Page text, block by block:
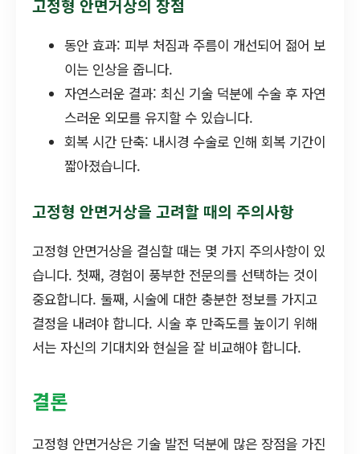
고정형 안면거상의 장점
동안 효과: 피부 처짐과 주름이 개선되어 젊어 보
이는 인상을 줍니다.
자연스러운 결과: 최신 기술 덕분에 수술 후 자연
스러운 외모를 유지할 수 있습니다.
회복 시간 단축: 내시경 수술로 인해 회복 기간이
짧아졌습니다.
고정형 안면거상을 고려할 때의 주의사항
고정형 안면거상을 결심할 때는 몇 가지 주의사항이 있
습니다. 첫째, 경험이 풍부한 전문의를 선택하는 것이
중요합니다. 둘째, 시술에 대한 충분한 정보를 가지고
결정을 내려야 합니다. 시술 후 만족도를 높이기 위해
서는 자신의 기대치와 현실을 잘 비교해야 합니다.
결론
고정형 안면거상은 기술 발전 덕분에 많은 장점을 가진